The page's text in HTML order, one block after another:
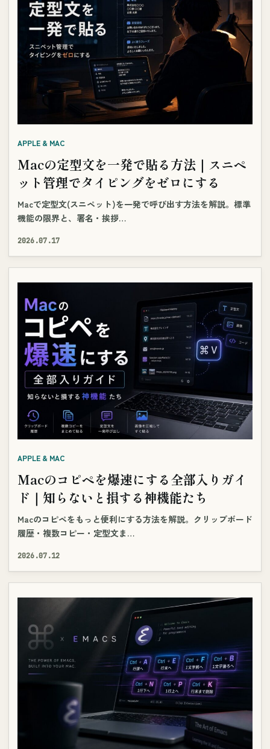
APPLE & MAC
Macの定型文を一発で貼る方法｜スニペ
ット管理でタイピングをゼロにする
Macで定型文(スニペット)を一発で呼び出す方法を解説。標準
機能の限界と、署名・挨拶…
2026.07.17
APPLE & MAC
Macのコピペを爆速にする全部入りガイ
ド｜知らないと損する神機能たち
Macのコピペをもっと便利にする方法を解説。クリップボード
履歴・複数コピー・定型文ま…
2026.07.12